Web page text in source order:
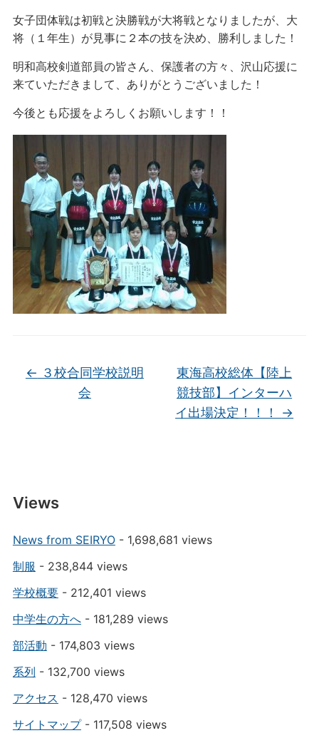
女子団体戦は初戦と決勝戦が大将戦となりましたが、大
将（１年生）が見事に２本の技を決め、勝利しました！
明和高校剣道部員の皆さん、保護者の方々、沢山応援に
来ていただきまして、ありがとうございました！
今後とも応援をよろしくお願いします！！
← ３校合同学校説明
会
東海高校総体【陸上
競技部】インターハ
イ出場決定！！！ →
Views
News from SEIRYO- 1,698,681 views
制服 - 238,844 views
学校概要- 212,401 views
中学生の方へ- 181,289 views
部活動 - 174,803 views
系列 - 132,700 views
アクセス - 128,470 views
サイトマップ- 117,508 views